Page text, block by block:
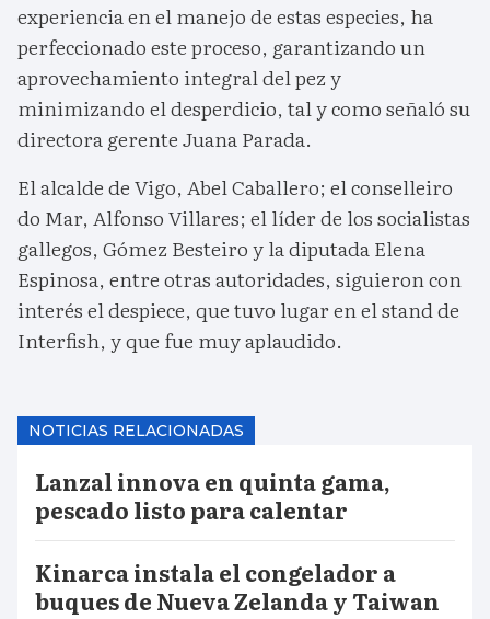
experiencia en el manejo de estas especies, ha
perfeccionado este proceso, garantizando un
aprovechamiento integral del pez y
minimizando el desperdicio, tal y como señaló su
directora gerente Juana Parada.
El alcalde de Vigo, Abel Caballero; el conselleiro
do Mar, Alfonso Villares; el líder de los socialistas
gallegos, Gómez Besteiro y la diputada Elena
Espinosa, entre otras autoridades, siguieron con
interés el despiece, que tuvo lugar en el stand de
Interfish, y que fue muy aplaudido.
NOTICIAS RELACIONADAS
Lanzal innova en quinta gama,
pescado listo para calentar
Kinarca instala el congelador a
buques de Nueva Zelanda y Taiwan